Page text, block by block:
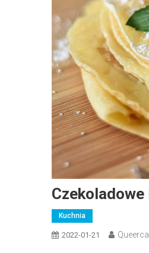
Kuchnia
2022-01-21